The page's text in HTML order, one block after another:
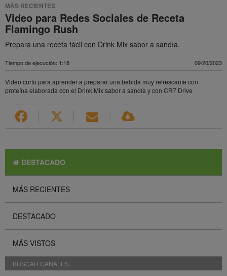
MÁS RECIENTES
Video para Redes Sociales de Receta
Flamingo Rush
Prepara una receta fácil con Drink Mix sabor a sandía.
Tiempo de ejecución: 1:18 09/20/2023
Video corto para aprender a preparar una bebida muy refrescante con
proteína elaborada con el Drink Mix sabor a sandía y con CR7 Drive
DESTACADO
MÁS RECIENTES
DESTACADO
MÁS VISTOS
BUSCAR CANALES